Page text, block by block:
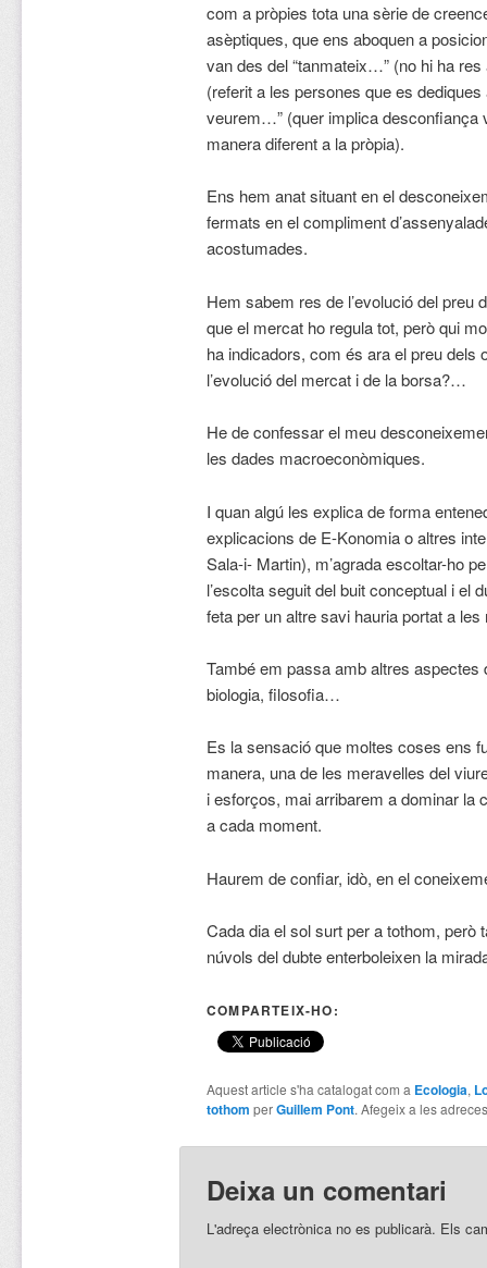
com a pròpies tota una sèrie de
asèptiques, que ens aboquen a
van des del “tanmateix…” (no hi ha
(referit a les persones que es
veurem…” (quer implica desconfiança
manera diferent a la pròpia).
Ens hem anat situant en el
fermats en el compliment
acostumades.
Hem sabem res de l’evolució del preu
que el mercat ho regula tot, però qui
ha indicadors, com és ara el preu dels
l’evolució del mercat i de la borsa?…
He de confessar el meu
les dades macroeconòmiques.
I quan algú les explica de forma
explicacions de E-Konomia o altres
Sala-i- Martin), m’agrada escoltar-ho
l’escolta seguit del buit conceptual i el
feta per un altre savi hauria portat a
També em passa amb altres aspectes
biologia, filosofia…
Es la sensació que moltes coses ens
manera, una de les meravelles del
i esforços, mai arribarem a dominar la
a cada moment.
Haurem de confiar, idò, en el
Cada dia el sol surt per a tothom, però
núvols del dubte enterboleixen la
COMPARTEIX-HO:
Aquest article s'ha catalogat com a Ecologia,
tothom perGuillem Pont. Afegeix a les
Deixa un comentari
L'adreça electrònica no es publicarà. Els